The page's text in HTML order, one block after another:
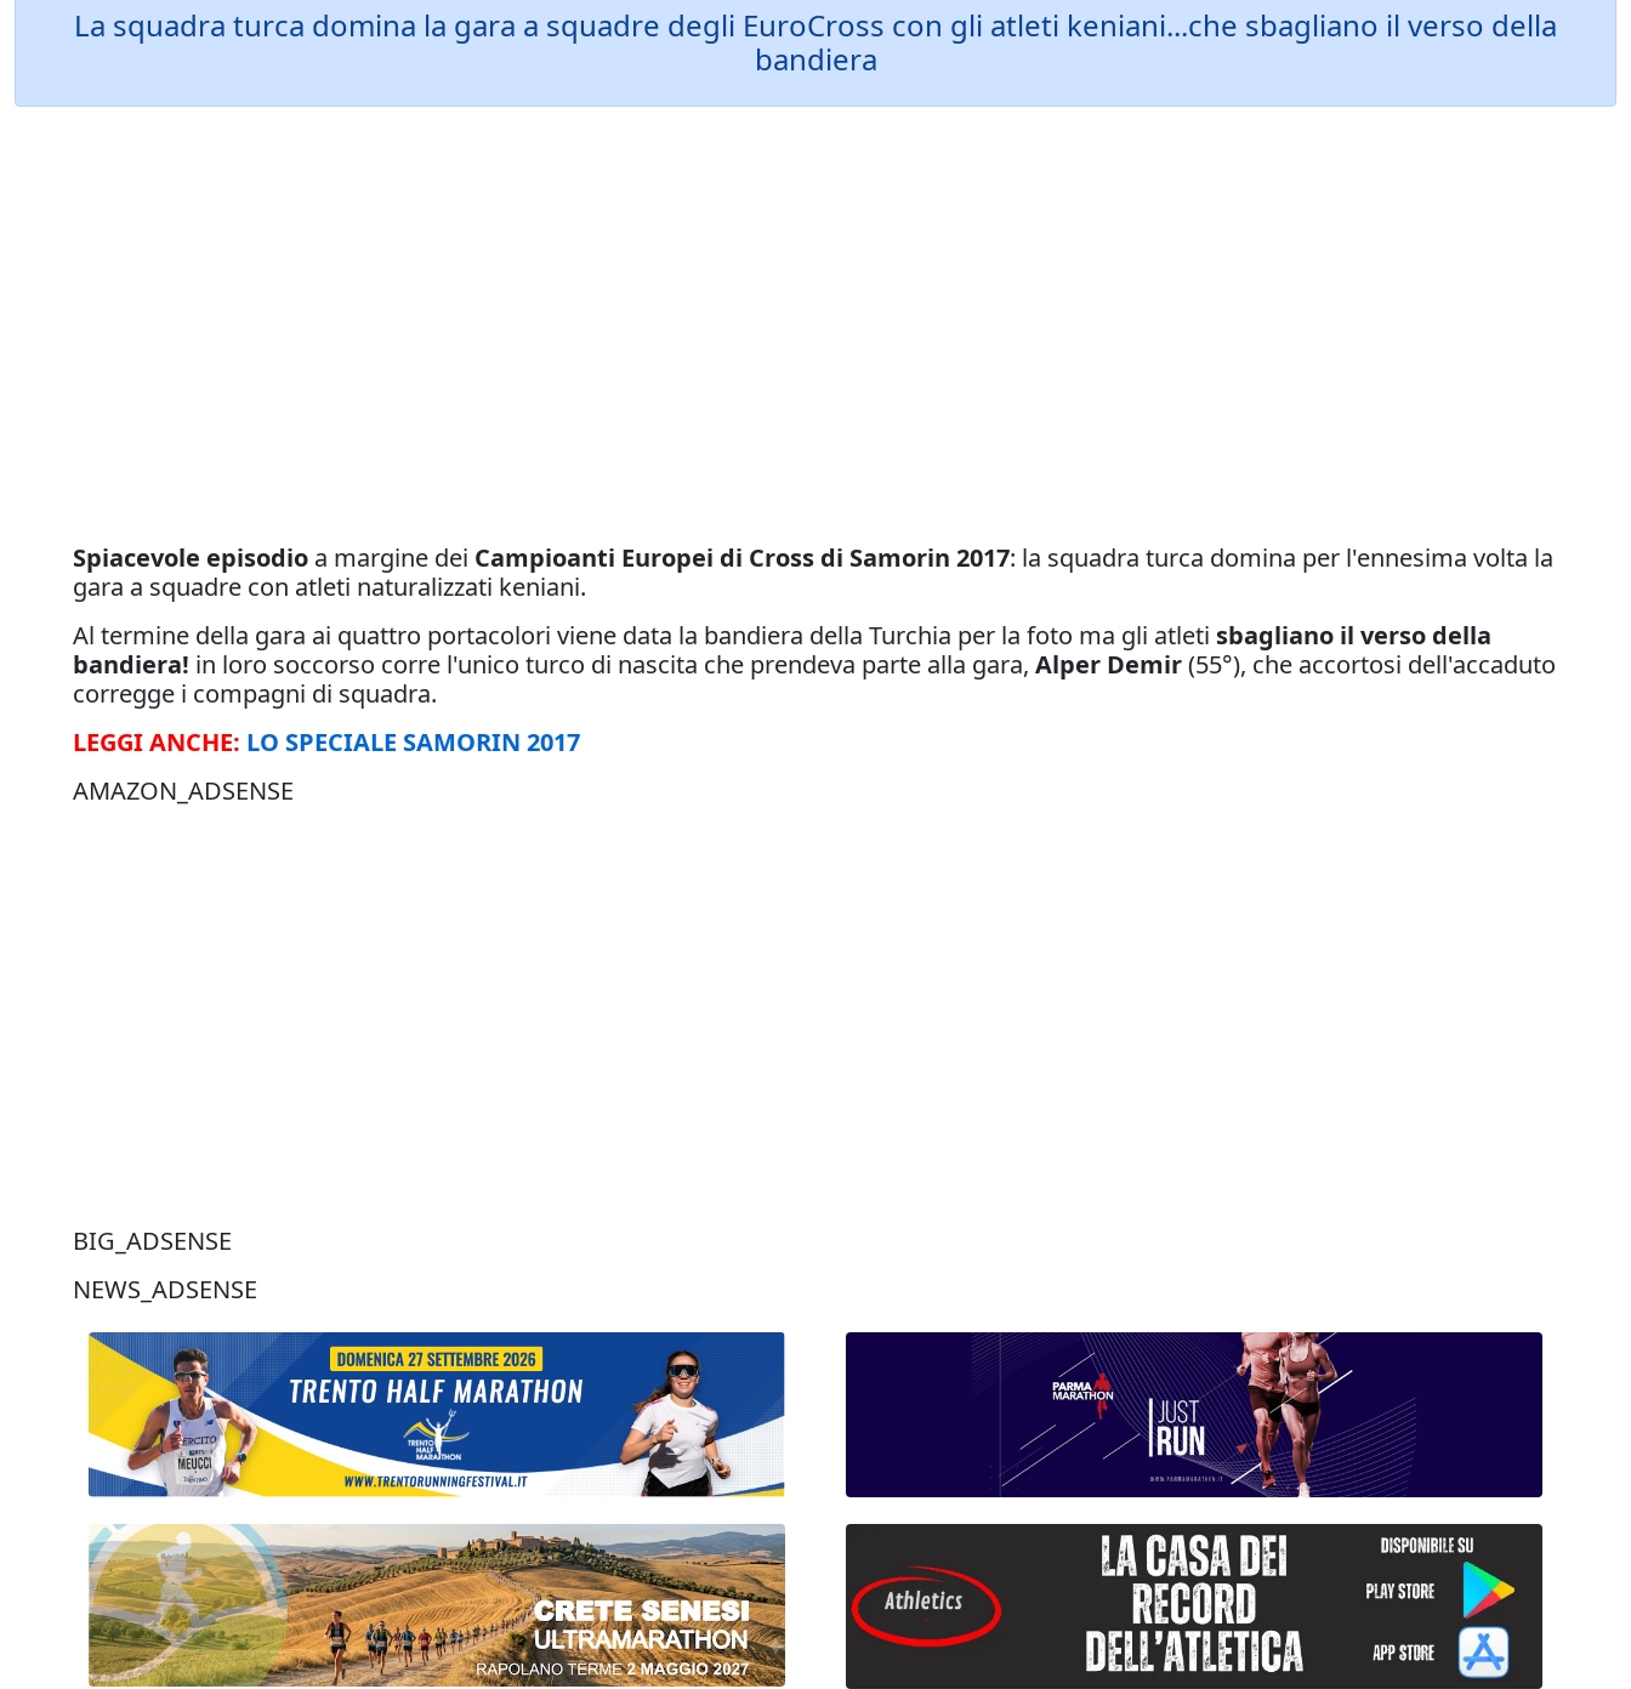
La squadra turca domina la gara a squadre degli EuroCross con gli atleti keniani...che sbagliano il verso della
bandiera
Spiacevole episodio a margine dei Campioanti Europei di Cross di Samorin 2017: la squadra turca domina per l'ennesima volta la
gara a squadre con atleti naturalizzati keniani.
Al termine della gara ai quattro portacolori viene data la bandiera della Turchia per la foto ma gli atleti sbagliano il verso della
bandiera! in loro soccorso corre l'unico turco di nascita che prendeva parte alla gara, Alper Demir(55°), che accortosi dell'accaduto
corregge i compagni di squadra.
LEGGI ANCHE: LO SPECIALE SAMORIN 2017
AMAZON_ADSENSE
BIG_ADSENSE
NEWS_ADSENSE